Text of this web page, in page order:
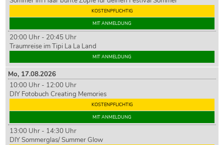
KOSTENPFLICHTIG
MIT ANMELDUNG
20:00 Uhr - 20:45 Uhr
Traumreise im Tipi La La Land
MIT ANMELDUNG
Mo, 17.08.2026
10:00 Uhr - 12:00 Uhr
DIY Fotobuch Creating Memories
KOSTENPFLICHTIG
MIT ANMELDUNG
13:00 Uhr - 14:30 Uhr
DIY Sommerglas/ Summer Glow